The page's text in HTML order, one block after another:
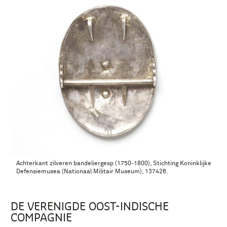
Achterkant zilveren bandeliergesp (1750-1800), Stichting Koninklijke
Defensiemusea (Nationaal Militair Museum), 137426.
DE VERENIGDE OOST-INDISCHE
COMPAGNIE